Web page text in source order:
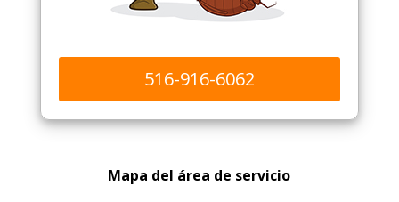
516-916-6062
Mapa del área de servicio